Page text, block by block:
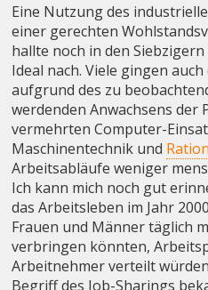
Eine Nutzung des
einer gerechten
hallte noch in den
Ideal nach. Viele gingen
aufgrund des zu
werdenden Anwachsens
vermehrten Computer-
Maschinentechnik und
Arbeitsabläufe weniger
Ich kann mich noch gut
das Arbeitsleben im Jahr
Frauen und Männer täglich
verbringen könnten,
Arbeitnehmer verteilt
Begriff des Job-Sharings